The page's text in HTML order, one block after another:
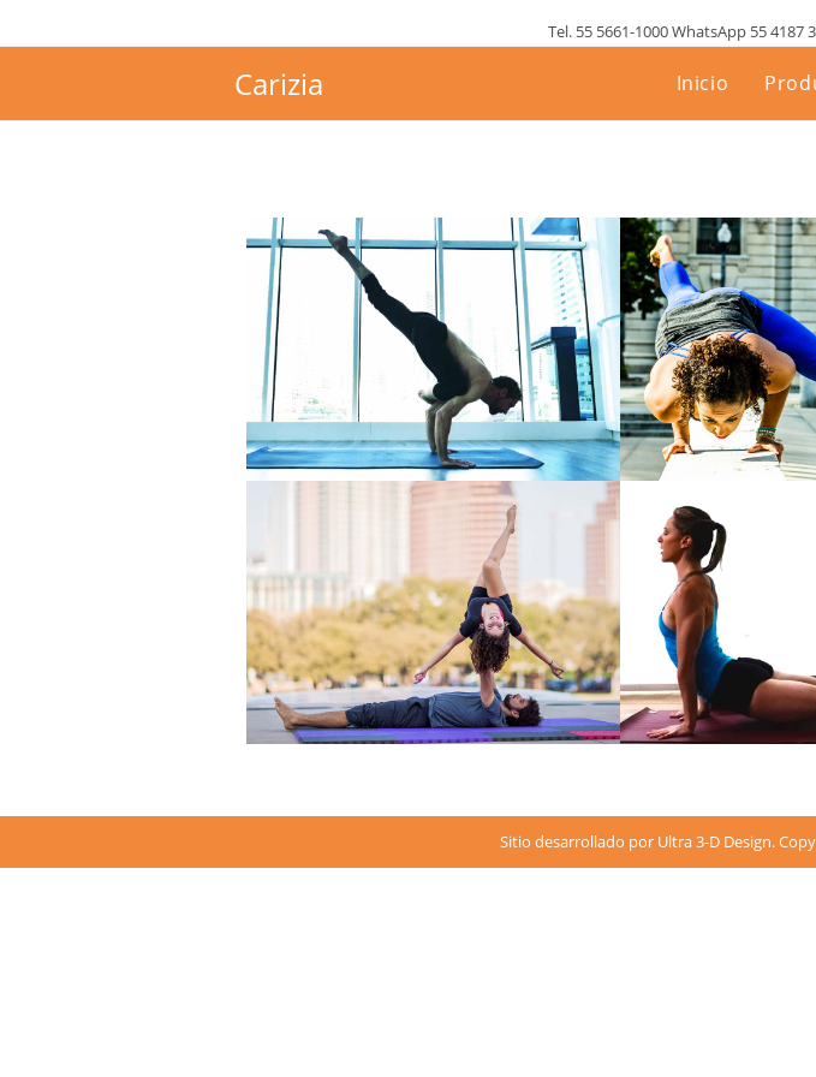
Tel. 55 5661-1000 WhatsApp 55
Carizia Inicio
Sitio desarrollado por Ultra 3-D Design.